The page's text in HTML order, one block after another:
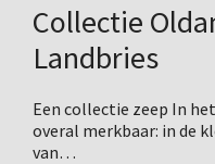
Collectie
Landbries
Een collectie zeep In
overal merkbaar: in de
van…